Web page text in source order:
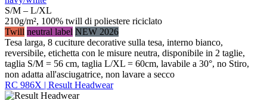
S/M – L/XL
210g/m², 100% twill di poliestere riciclato
Twill neutral label NEW 2026
Tesa larga, 8 cuciture decorative sulla tesa, interno bianco,
reversibile, etichetta con le misure neutra, disponibile in 2 taglie,
taglia S/M = 56 cm, taglia L/XL = 60cm, lavabile a 30°, no Stiro,
non adatta all'asciugatrice, non lavare a secco
RC 986X | Result Headwear